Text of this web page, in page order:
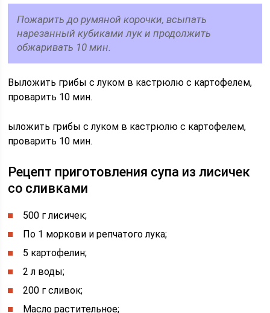
Пожарить до румяной корочки, всыпать
нарезанный кубиками лук и продолжить
обжаривать 10 мин.
Выложить грибы с луком в кастрюлю с картофелем,
проварить 10 мин.
ыложить грибы с луком в кастрюлю с картофелем,
проварить 10 мин.
Рецепт приготовления супа из лисичек
со сливками
500 г лисичек;
По 1 моркови и репчатого лука;
5 картофелин;
2 л воды;
200 г сливок;
Масло растительное;